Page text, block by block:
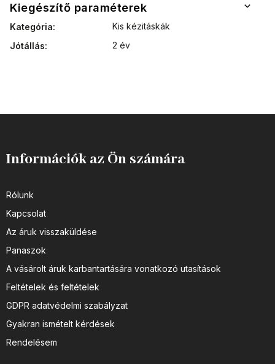
Kiegészítő paraméterek
Kategória:
Kis kézitáskák
Jótállás: 2 év
Információk az Ön számára
Rólunk
Kapcsolat
Az áruk visszaküldése
Panaszok
A vásárolt áruk karbantartására vonatkozó utasítások
Feltételek és feltételek
GDPR adatvédelmi szabályzat
Gyakran ismételt kérdések
Rendelésem